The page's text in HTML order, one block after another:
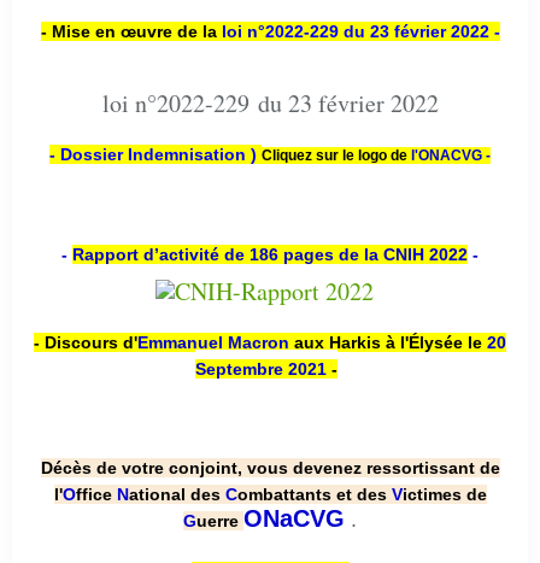
- Mise en œuvre de la loi n°2022-229 du 23 février 2022 -
loi n°2022-229 du 23 février 2022
- Dossier Indemnisation ) Cliquez sur le logo de l'ONACVG -
- Rapport d’activité de 186 pages de la CNIH 2022 -
- Discours d'Emmanuel Macron aux Harkis à l'Élysée le 20
Septembre 2021 -
Décès de votre conjoint, vous devenez ressortissant de
l'Office National des Combattants et des Victimes de
Guerre ONaCVG .